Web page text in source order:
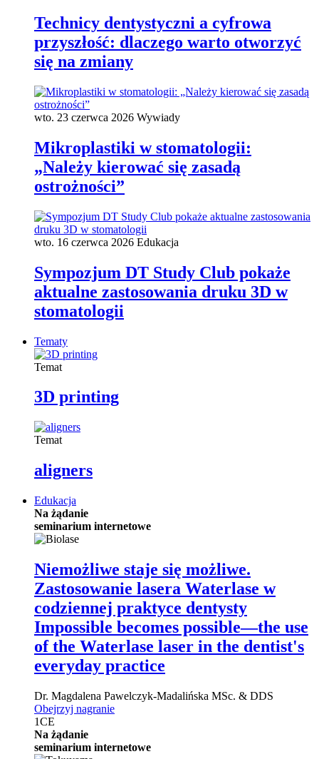
Technicy dentystyczni a cyfrowa
przyszłość: dlaczego warto otworzyć
się na zmiany
wto. 23 czerwca 2026 Wywiady
Mikroplastiki w stomatologii:
„Należy kierować się zasadą
ostrożności”
wto. 16 czerwca 2026 Edukacja
Sympozjum DT Study Club pokaże
aktualne zastosowania druku 3D w
stomatologii
Tematy
Temat
3D printing
Temat
aligners
Edukacja
Na żądanie
seminarium internetowe
Niemożliwe staje się możliwe.
Zastosowanie lasera Waterlase w
codziennej praktyce dentysty
Impossible becomes possible—the use
of the Waterlase laser in the dentist's
everyday practice
Dr. Magdalena Pawelczyk-Madalińska MSc. & DDS
Obejrzyj nagranie
1CE
Na żądanie
seminarium internetowe